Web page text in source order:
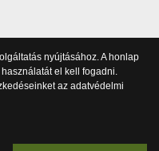
nyújtásához. A honlap
el kell fogadni.
az adatvédelmi